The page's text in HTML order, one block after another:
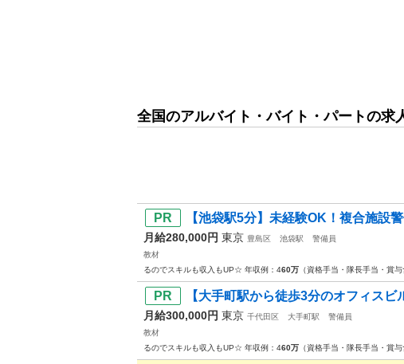
全国のアルバイト・バイト・パートの求
【池袋駅5分】未経験OK！複合施設
月給280,000円 東京 豊島区 池袋駅
警備員
教材
るのでスキルも収入もUP☆ 年収例：460万 （資格手当・隊長手当・賞
【大手町駅から徒歩3分のオフィス
月給300,000円 東京 千代田区 大手町駅
警備員
教材
るのでスキルも収入もUP☆ 年収例：460万 （資格手当・隊長手当・賞